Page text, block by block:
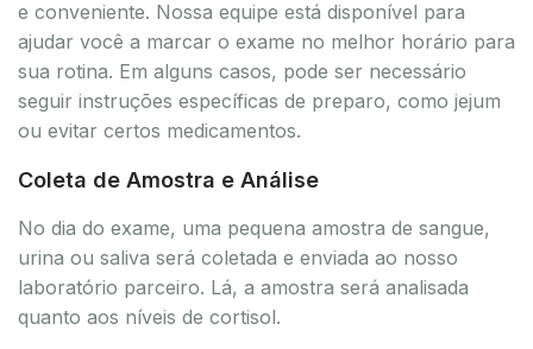
e conveniente. Nossa equipe está disponível para
ajudar você a marcar o exame no melhor horário para
sua rotina. Em alguns casos, pode ser necessário
seguir instruções específicas de preparo, como jejum
ou evitar certos medicamentos.
Coleta de Amostra e Análise
No dia do exame, uma pequena amostra de sangue,
urina ou saliva será coletada e enviada ao nosso
laboratório parceiro. Lá, a amostra será analisada
quanto aos níveis de cortisol.